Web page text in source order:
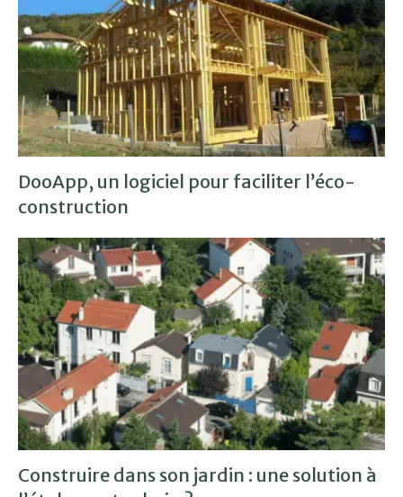
DooApp, un logiciel pour faciliter l’éco-
construction
Construire dans son jardin : une solution à